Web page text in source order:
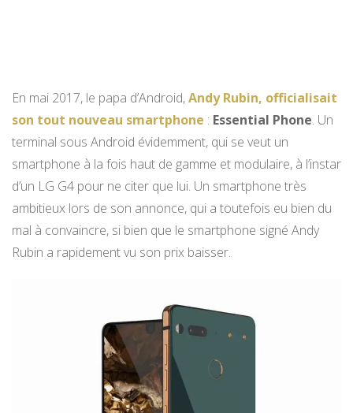
En mai 2017, le papa d’Android,Andy Rubin, officialisait
son tout nouveau smartphone : Essential Phone. Un
terminal sous Android évidemment, qui se veut un
smartphone à la fois haut de gamme et modulaire, à l’instar
d’un LG G4 pour ne citer que lui. Un smartphone très
ambitieux lors de son annonce, qui a toutefois eu bien du
mal à convaincre, si bien que le smartphone signé Andy
Rubin a rapidement vu son prix baisser.